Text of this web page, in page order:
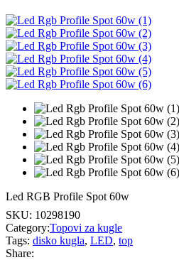
Led RGB Profile Spot 60w
SKU: 10298190
Category:Topovi za kugle
Tags: disko kugla, LED, top
Share: